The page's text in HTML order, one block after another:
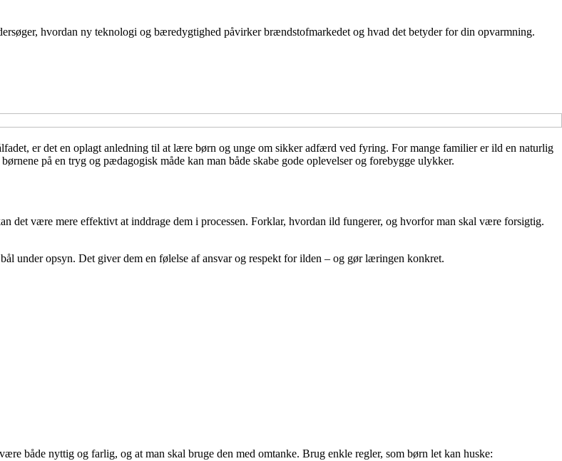
hvordan ny teknologi og bæredygtighed påvirker brændstofmarkedet og hvad det betyder for din opvarmning.
er det en oplagt anledning til at lære børn og unge om sikker adfærd ved fyring. For mange familier er ild en naturlig
på en tryg og pædagogisk måde kan man både skabe gode oplevelser og forebygge ulykker.
det være mere effektivt at inddrage dem i processen. Forklar, hvordan ild fungerer, og hvorfor man skal være forsigtig.
under opsyn. Det giver dem en følelse af ansvar og respekt for ilden – og gør læringen konkret.
både nyttig og farlig, og at man skal bruge den med omtanke. Brug enkle regler, som børn let kan huske: